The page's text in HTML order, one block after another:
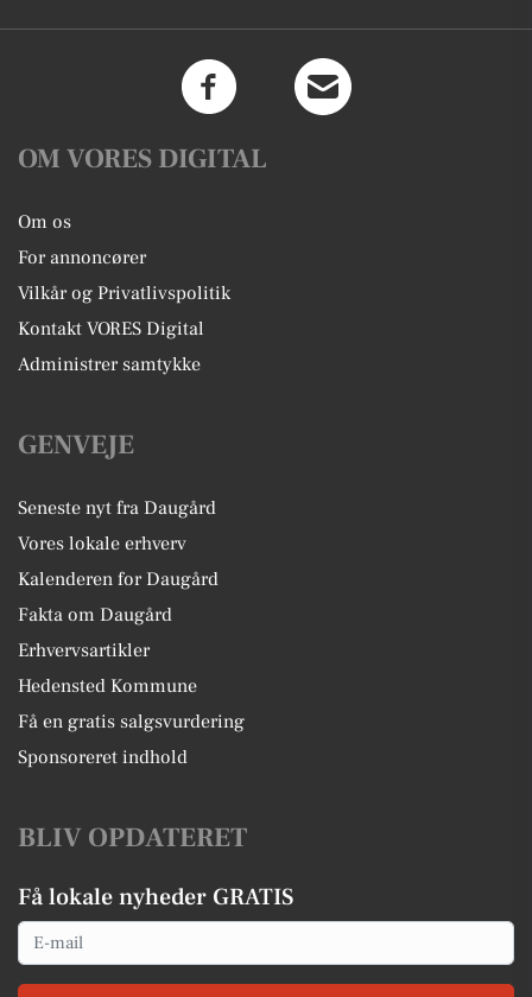
OM VORES DIGITAL
Om os
For annoncører
Vilkår og Privatlivspolitik
Kontakt VORES Digital
Administrer samtykke
GENVEJE
Seneste nyt fra Daugård
Vores lokale erhverv
Kalenderen for Daugård
Fakta om Daugård
Erhvervsartikler
Hedensted Kommune
Få en gratis salgsvurdering
Sponsoreret indhold
BLIV OPDATERET
Få lokale nyheder GRATIS
Email